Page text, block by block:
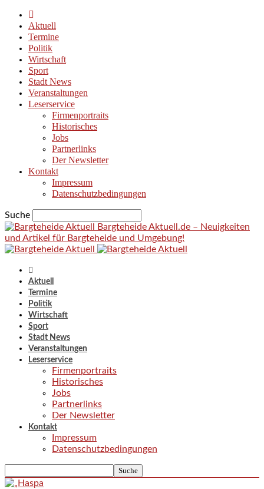
Aktuell
Termine
Politik
Wirtschaft
Sport
Stadt News
Veranstaltungen
Leserservice
Firmenportraits
Historisches
Jobs
Partnerlinks
Der Newsletter
Kontakt
Impressum
Datenschutzbedingungen
Suche
Bargteheide Aktuell.de – Neuigkeiten
und Artikel für Bargteheide und Umgebung!
Aktuell
Termine
Politik
Wirtschaft
Sport
Stadt News
Veranstaltungen
Leserservice
Firmenportraits
Historisches
Jobs
Partnerlinks
Der Newsletter
Kontakt
Impressum
Datenschutzbedingungen